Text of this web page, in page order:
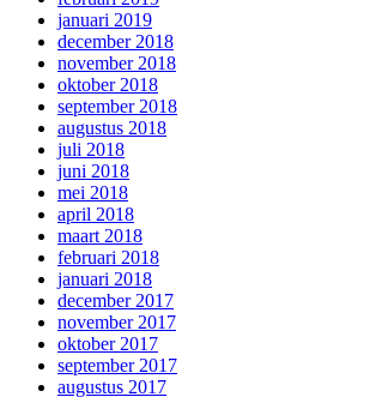
januari 2019
december 2018
november 2018
oktober 2018
september 2018
augustus 2018
juli 2018
juni 2018
mei 2018
april 2018
maart 2018
februari 2018
januari 2018
december 2017
november 2017
oktober 2017
september 2017
augustus 2017